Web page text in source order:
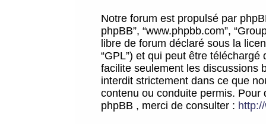
Notre forum est propulsé par
phpBB”, “www.phpbb.com”,
libre de forum déclaré sous la
“GPL”) et qui peut être téléchargé
facilite seulement les discussions
interdit strictement dans ce que
contenu ou conduite permis.
phpBB , merci de consulter :